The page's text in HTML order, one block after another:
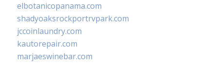
elbotanicopanama.com
shadyoaksrockportrvpark.com
jccoinlaundry.com
kautorepair.com
marjaeswinebar.com